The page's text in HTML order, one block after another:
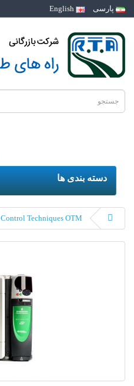
پارسی
دسته بندی ها
Control Techniques OTM